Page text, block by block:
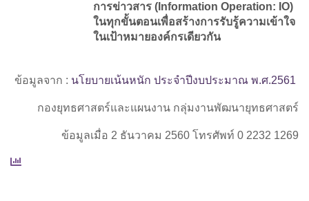
การข่าวสาร (Information Operation: IO)
ในทุกขั้นตอนเพื่อสร้างการรับรู้ความเข้าใจ
ในเป้าหมายองค์กรเดียวกัน
ข้อมูลจาก : นโยบายเน้นหนัก ประจำปีงบประมาณ พ.ศ.2561
กองยุทธศาสตร์และแผนงาน กลุ่มงานพัฒนายุทธศาสตร์
ข้อมูลเมื่อ 2 ธันวาคม 2560 โทรศัพท์ 0 2232 1269